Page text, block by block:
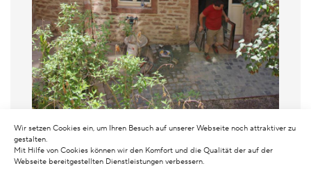
Wir setzen Cookies ein, um Ihren Besuch auf unserer Webseite noch attraktiver zu
gestalten.
Mit Hilfe von Cookies können wir den Komfort und die Qualität der auf der
Webseite bereitgestellten Dienstleistungen verbessern.